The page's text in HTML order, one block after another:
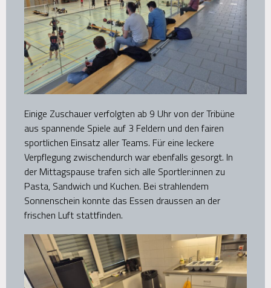
Einige Zuschauer verfolgten ab 9 Uhr von der Tribüne
aus spannende Spiele auf 3 Feldern und den fairen
sportlichen Einsatz aller Teams. Für eine leckere
Verpflegung zwischendurch war ebenfalls gesorgt. In
der Mittagspause trafen sich alle Sportler:innen zu
Pasta, Sandwich und Kuchen. Bei strahlendem
Sonnenschein konnte das Essen draussen an der
frischen Luft stattfinden.